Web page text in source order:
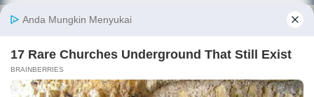
Langganan Newsletter
Daftar
Ikuti Kami